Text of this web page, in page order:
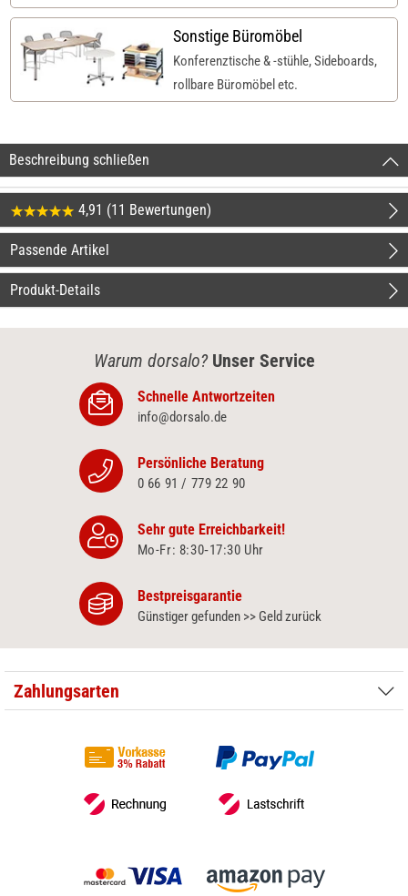
Sonstige Büromöbel
Konferenztische & -stühle, Sideboards,
rollbare Büromöbel etc.
Beschreibung schließen
4,91 (11 Bewertungen)
Passende Artikel
Produkt-Details
Warum dorsalo? Unser Service
Schnelle Antwortzeiten
info@dorsalo.de
Persönliche Beratung
0 66 91 / 779 22 90
Sehr gute Erreichbarkeit!
Mo-Fr: 8:30‑17:30 Uhr
Bestpreisgarantie
Günstiger gefunden >> Geld zurück
Zahlungsarten